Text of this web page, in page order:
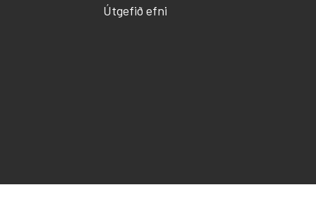
Útgefið efni